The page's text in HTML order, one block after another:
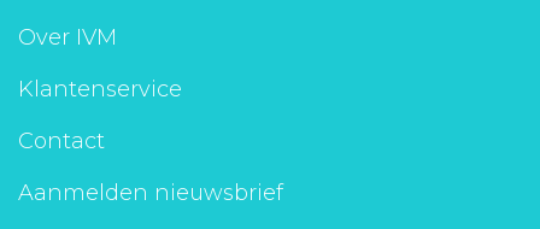
Over IVM
Klantenservice
Contact
Aanmelden nieuwsbrief